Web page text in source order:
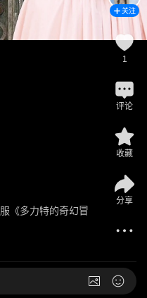
《多力特的奇幻冒
关注
1
评论
收藏
分享